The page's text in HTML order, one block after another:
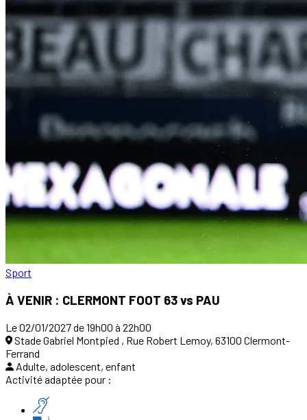
Sport
À VENIR : CLERMONT FOOT 63 vs PAU
Le 02/01/2027 de 19h00 à 22h00
Stade Gabriel Montpied , Rue Robert Lemoy, 63100 Clermont-
Ferrand
Adulte, adolescent, enfant
Activité adaptée pour :